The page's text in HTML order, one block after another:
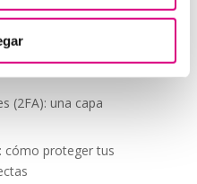
velocidad de carga de tu
(2FA): una capa
cómo proteger tus